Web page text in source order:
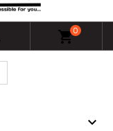
shopping_cart0